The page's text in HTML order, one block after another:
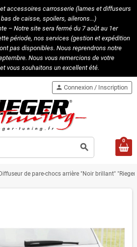
accessoires carrosserie (lames et diffuseurs
de caisse, spoilers, ailerons...)
– Notre site sera fermé du 7 août au 1er
période, nos services (gestion et expédition
pas disponibles. Nous reprendrons notre
Nous vous remercions de votre
vous souhaitons un excellent été.
search
person Connexion / Inscription
0
Diffuseur de pare-chocs arrière "Noir brillant" "Rieger